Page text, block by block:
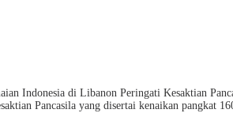
Pancasila yang disertai kenaikan pangkat